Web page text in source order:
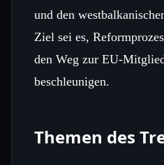
und den
Ziel sei es,
den Weg zur
beschleunigen.
Themen des